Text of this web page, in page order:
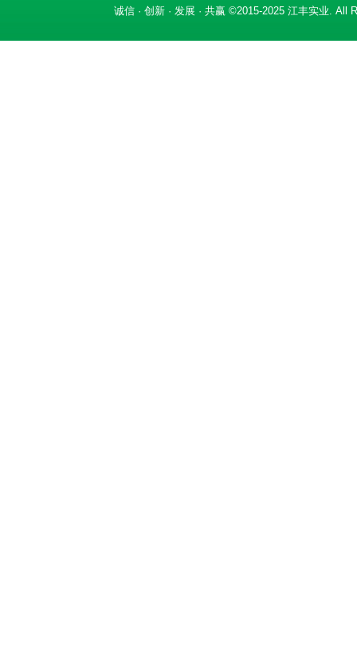
诚信 · 创新 · 发展 · 共赢 ©2015-2025 江丰实业. All